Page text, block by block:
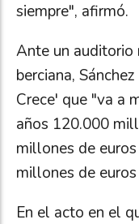
siempre", afirmó.
Ante un auditorio
berciana,
Crece' que "va a
años 120.000
millones de
millones de
En el acto en el